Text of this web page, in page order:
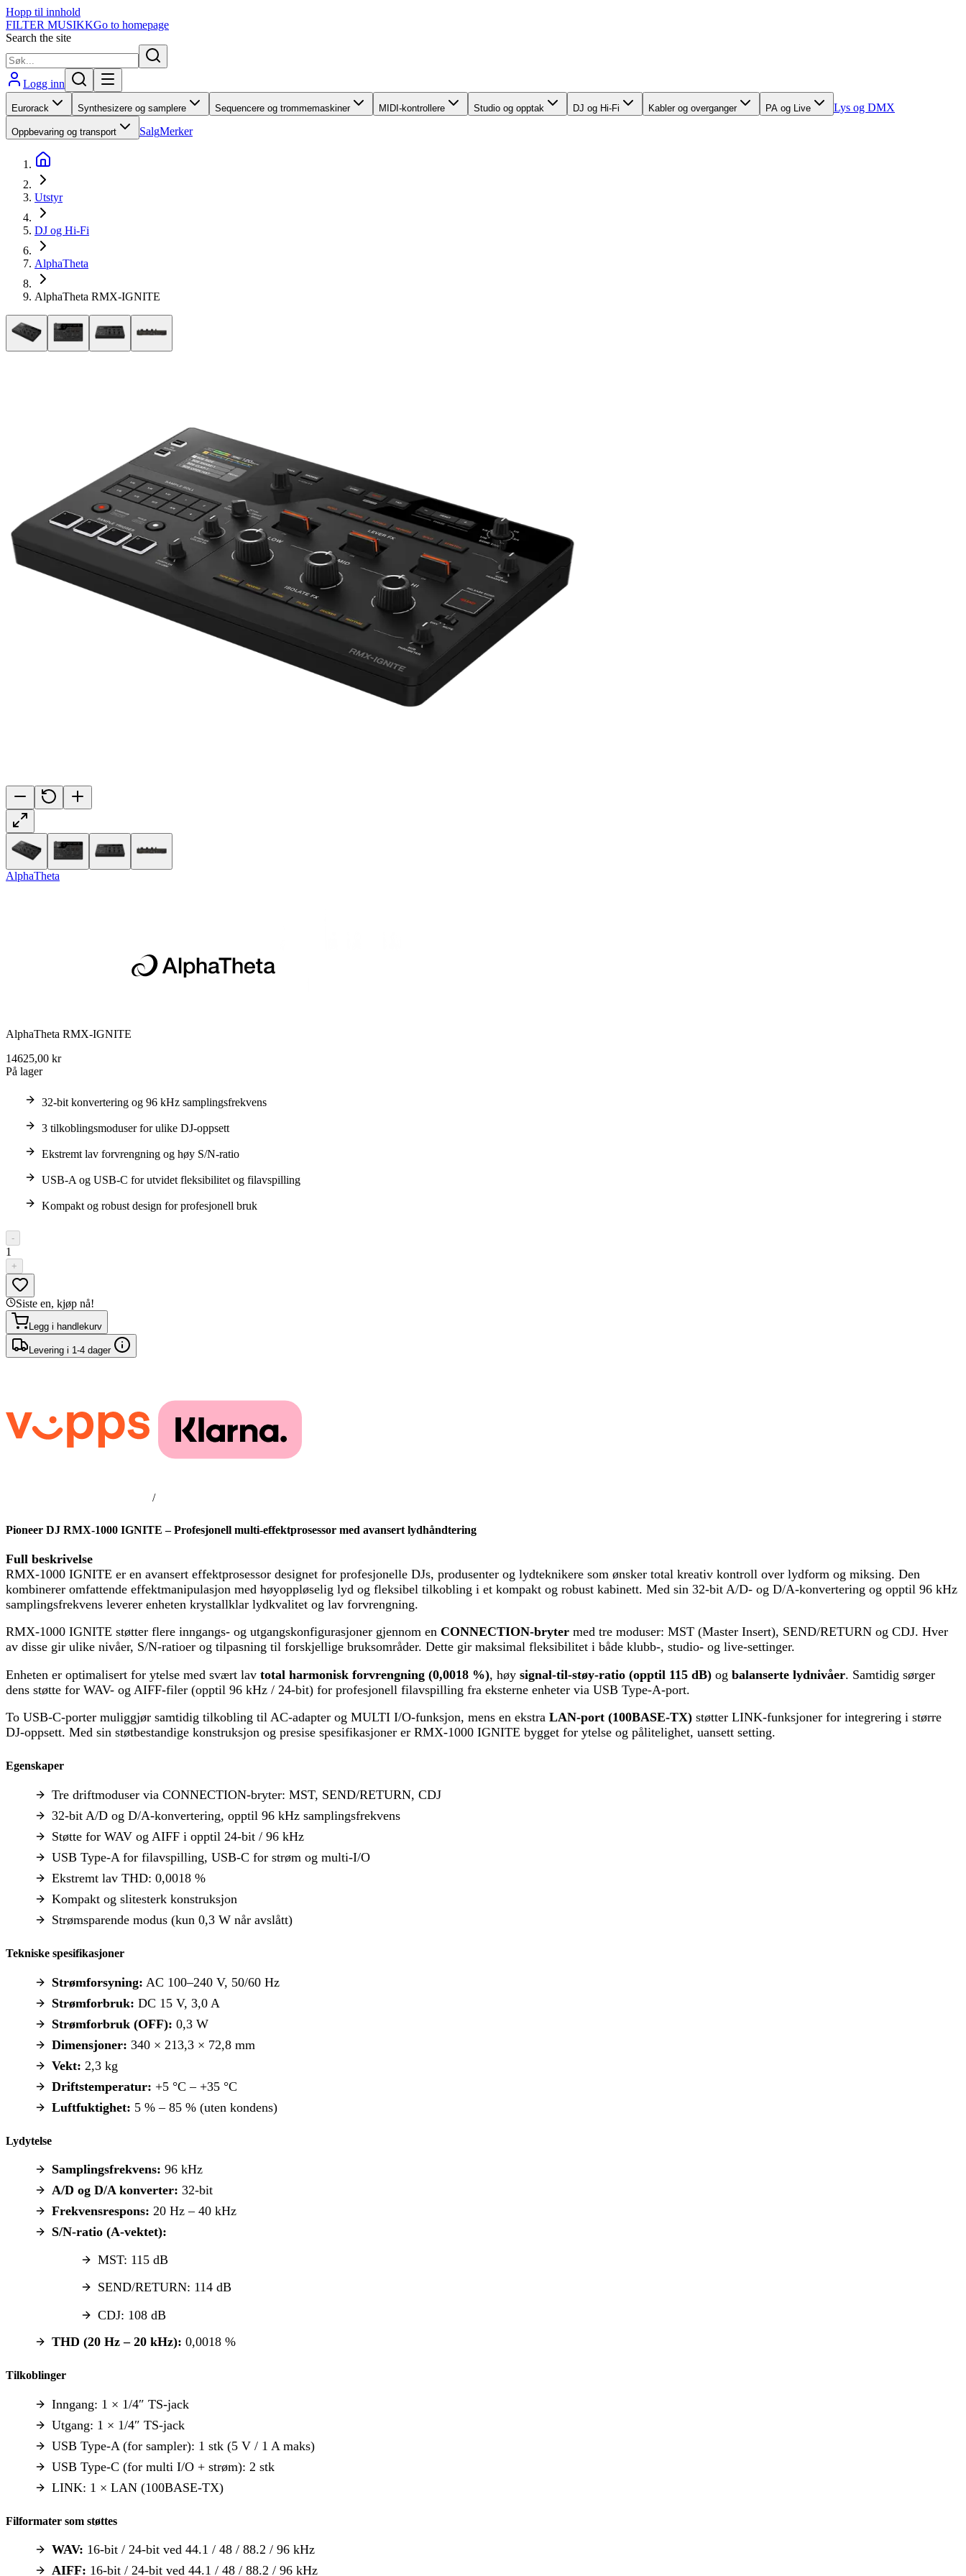
Hopp til innhold
FILTER MUSIKKGo to homepage
Search the site
Logg inn
Eurorack Synthesizere og samplere Sequencere og trommemaskiner MIDI-kontrollere Studio og opptak DJ og Hi-Fi Kabler og overganger PA og Live Lys og DMX
Oppbevaring og transport SalgMerker
Utstyr
DJ og Hi-Fi
AlphaTheta
AlphaTheta RMX-IGNITE
AlphaTheta
AlphaTheta RMX-IGNITE
14625,00 kr
På lager
32-bit konvertering og 96 kHz samplingsfrekvens
3 tilkoblingsmoduser for ulike DJ-oppsett
Ekstremt lav forvrengning og høy S/N-ratio
USB-A og USB-C for utvidet fleksibilitet og filavspilling
Kompakt og robust design for profesjonell bruk
-
1
+
Siste en, kjøp nå!
Legg i handlekurv
Levering i 1-4 dager
/
Pioneer DJ RMX-1000 IGNITE – Profesjonell multi-effektprosessor med avansert lydhåndtering
Full beskrivelse
RMX-1000 IGNITE er en avansert effektprosessor designet for profesjonelle DJs, produsenter og lydteknikere som ønsker total kreativ kontroll over lydform og miksing. Den
kombinerer omfattende effektmanipulasjon med høyoppløselig lyd og fleksibel tilkobling i et kompakt og robust kabinett. Med sin 32-bit A/D- og D/A-konvertering og opptil 96 kHz
samplingsfrekvens leverer enheten krystallklar lydkvalitet og lav forvrengning.
RMX-1000 IGNITE støtter flere inngangs- og utgangskonfigurasjoner gjennom en CONNECTION-bryter med tre moduser: MST (Master Insert), SEND/RETURN og CDJ. Hver
av disse gir ulike nivåer, S/N-ratioer og tilpasning til forskjellige bruksområder. Dette gir maksimal fleksibilitet i både klubb-, studio- og live-settinger.
Enheten er optimalisert for ytelse med svært lav total harmonisk forvrengning (0,0018 %), høy signal-til-støy-ratio (opptil 115 dB) og balanserte lydnivåer. Samtidig sørger
dens støtte for WAV- og AIFF-filer (opptil 96 kHz / 24-bit) for profesjonell filavspilling fra eksterne enheter via USB Type-A-port.
To USB-C-porter muliggjør samtidig tilkobling til AC-adapter og MULTI I/O-funksjon, mens en ekstra LAN-port (100BASE-TX) støtter LINK-funksjoner for integrering i større
DJ-oppsett. Med sin støtbestandige konstruksjon og presise spesifikasjoner er RMX-1000 IGNITE bygget for ytelse og pålitelighet, uansett setting.
Egenskaper
Tre driftmoduser via CONNECTION-bryter: MST, SEND/RETURN, CDJ
32-bit A/D og D/A-konvertering, opptil 96 kHz samplingsfrekvens
Støtte for WAV og AIFF i opptil 24-bit / 96 kHz
USB Type-A for filavspilling, USB-C for strøm og multi-I/O
Ekstremt lav THD: 0,0018 %
Kompakt og slitesterk konstruksjon
Strømsparende modus (kun 0,3 W når avslått)
Tekniske spesifikasjoner
Strømforsyning: AC 100–240 V, 50/60 Hz
Strømforbruk: DC 15 V, 3,0 A
Strømforbruk (OFF): 0,3 W
Dimensjoner: 340 × 213,3 × 72,8 mm
Vekt: 2,3 kg
Driftstemperatur: +5 °C – +35 °C
Luftfuktighet: 5 % – 85 % (uten kondens)
Lydytelse
Samplingsfrekvens: 96 kHz
A/D og D/A konverter: 32-bit
Frekvensrespons: 20 Hz – 40 kHz
S/N-ratio (A-vektet):
MST: 115 dB
SEND/RETURN: 114 dB
CDJ: 108 dB
THD (20 Hz – 20 kHz): 0,0018 %
Tilkoblinger
Inngang: 1 × 1/4″ TS-jack
Utgang: 1 × 1/4″ TS-jack
USB Type-A (for sampler): 1 stk (5 V / 1 A maks)
USB Type-C (for multi I/O + strøm): 2 stk
LINK: 1 × LAN (100BASE-TX)
Filformater som støttes
WAV: 16-bit / 24-bit ved 44.1 / 48 / 88.2 / 96 kHz
AIFF: 16-bit / 24-bit ved 44.1 / 48 / 88.2 / 96 kHz